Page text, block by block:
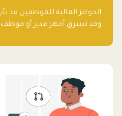
الحوافز المالية للموظفين قد
وقد تسرق أمهر مدير أو موظف